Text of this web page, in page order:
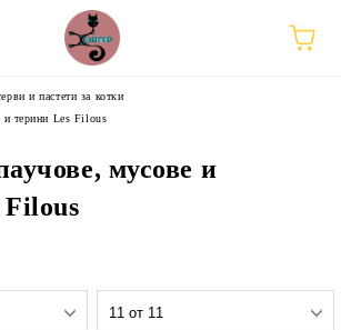
и пастети за котки
и терини Les Filous
мусове и
Filous